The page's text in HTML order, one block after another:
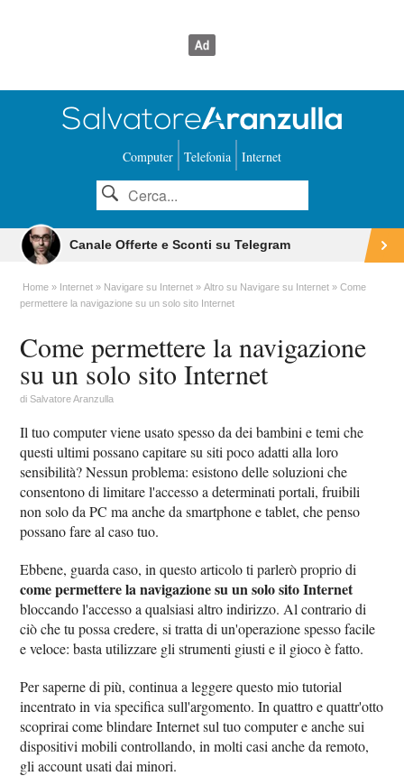
Computer Telefonia Internet
Canale Offerte e Sconti su Telegram
Home Internet Navigare su Internet Altro su Navigare su Internet
Come
permettere la navigazione su un solo sito Internet
Come permettere la navigazione
su un solo sito Internet
diSalvatore Aranzulla
Il tuo computer viene usato spesso da dei bambini e temi che
questi ultimi possano capitare su siti poco adatti alla loro
sensibilità? Nessun problema: esistono delle soluzioni che
consentono di limitare l'accesso a determinati portali, fruibili
non solo da PC ma anche da smartphone e tablet, che penso
possano fare al caso tuo.
Ebbene, guarda caso, in questo articolo ti parlerò proprio di
come permettere la navigazione su un solo sito Internet
bloccando l'accesso a qualsiasi altro indirizzo. Al contrario di
ciò che tu possa credere, si tratta di un'operazione spesso facile
e veloce: basta utilizzare gli strumenti giusti e il gioco è fatto.
Per saperne di più, continua a leggere questo mio tutorial
incentrato in via specifica sull'argomento. In quattro e quattr'otto
scoprirai come blindare Internet sul tuo computer e anche sui
dispositivi mobili controllando, in molti casi anche da remoto,
gli account usati dai minori.